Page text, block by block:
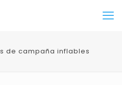
de campaña inflables